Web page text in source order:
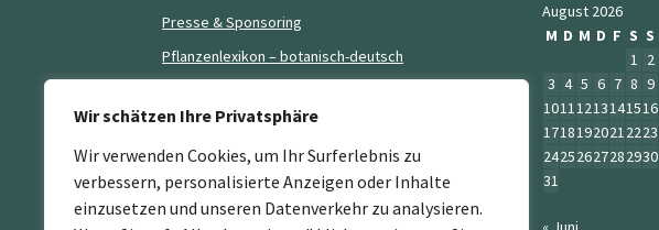
Wir schätzen Ihre Privatsphäre
Wir verwenden Cookies, um Ihr Surferlebnis zu
verbessern, personalisierte Anzeigen oder Inhalte
einzusetzen und unseren Datenverkehr zu analysieren.
Presse & Sponsoring
Pflanzenlexikon – botanisch-deutsch
AGB’s
Impressum
Kontakt
August 2026
M D M D F S S
1 2
3 4 5 6 7 8 9
10111213141516
17181920212223
24252627282930
31